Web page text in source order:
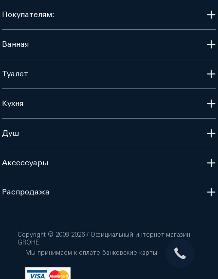
Покупателям:
Ванная
Туалет
Кухня
Душ
Аксессуары
Распродажа
Copyright © 2008-2026 / Официальный интернет-магазин
GROHE
Мы принимаем к оплате банковские карты: